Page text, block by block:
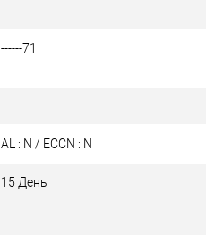
------71
AL : N / ECCN : N
15 День